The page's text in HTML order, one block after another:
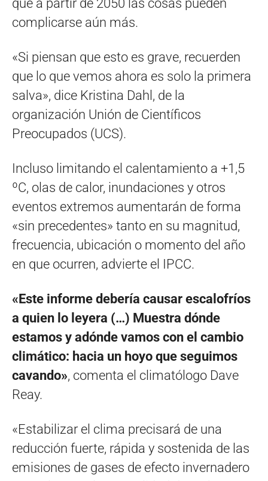
que a partir de 2050 las cosas pueden
complicarse aún más.
«Si piensan que esto es grave, recuerden
que lo que vemos ahora es solo la primera
salva», dice Kristina Dahl, de la
organización Unión de Científicos
Preocupados (UCS).
Incluso limitando el calentamiento a +1,5
ºC, olas de calor, inundaciones y otros
eventos extremos aumentarán de forma
«sin precedentes» tanto en su magnitud,
frecuencia, ubicación o momento del año
en que ocurren, advierte el IPCC.
«Este informe debería causar escalofríos
a quien lo leyera (…) Muestra dónde
estamos y adónde vamos con el cambio
climático: hacia un hoyo que seguimos
cavando», comenta el climatólogo Dave
Reay.
«Estabilizar el clima precisará de una
reducción fuerte, rápida y sostenida de las
emisiones de gases de efecto invernadero